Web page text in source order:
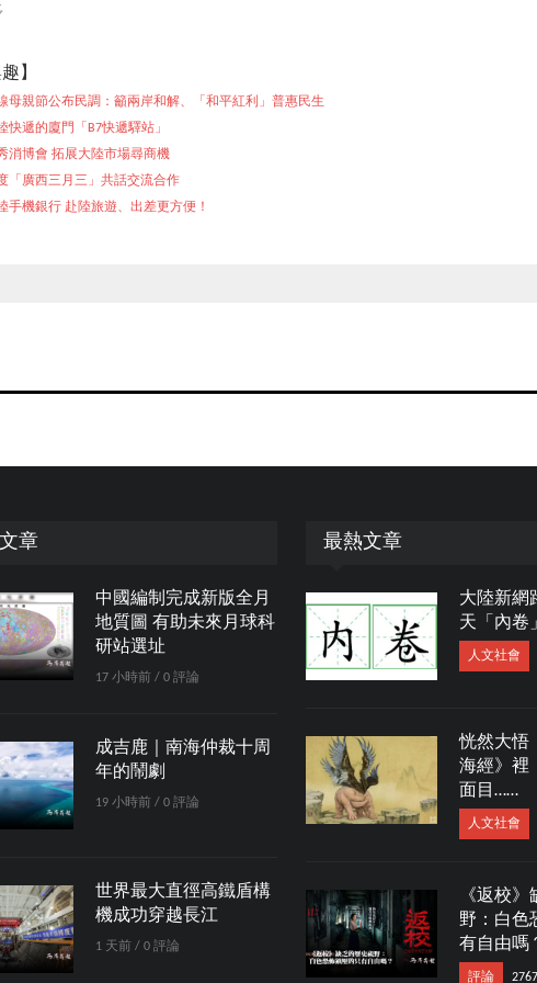
】
母親節公布民調：籲兩岸和解、「和平紅利」普惠民生
快遞的廈門「B7快遞驛站」
消博會 拓展大陸市場尋商機
「廣西三月三」共話交流合作
手機銀行 赴陸旅遊、出差更方便！
章
中國編制完成新版全月
地質圖 有助未來月球科
研站選址
17 小時前 / 0 評論
成吉鹿｜南海仲裁十周
年的鬧劇
19 小時前 / 0 評論
世界最大直徑高鐵盾構
機成功穿越長江
1 天前 / 0 評論
最熱文章
大陸新網
天「內卷
人文社會
恍然大悟
海經》裡
面目……
人文社會
《返校
野：白色
有自由嗎
評論